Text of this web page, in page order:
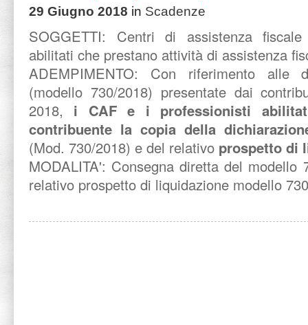
29 Giugno 2018 in Scadenze
SOGGETTI: Centri di assistenza
abilitati che prestano attività di assistenza
ADEMPIMENTO: Con riferimento alle
(modello 730/2018) presentate dai
2018, i CAF e i professionisti
contribuente la copia della
(Mod. 730/2018) e del relativo prospetto di
MODALITA': Consegna diretta del modello
relativo prospetto di liquidazione modello